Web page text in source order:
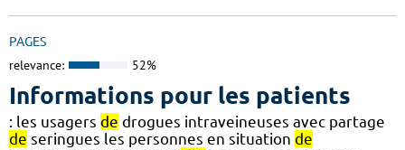
PAGES
relevance: 52%
Informations pour les patients
: les usagers de drogues intraveineuses avec partage
de seringues les personnes en situation de